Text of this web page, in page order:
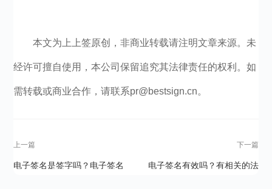
本文为上上签原创，非商业转载请注明文章来源。未
经许可擅自使用，本公司保留追究其法律责任的权利。如
需转载或商业合作，请联系pr@bestsign.cn。
上一篇
电子签名是签字吗？电子签名
下一篇
电子签名有效吗？有相关的法